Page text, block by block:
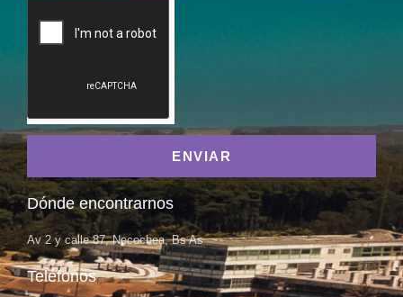
ENVIAR
Dónde encontrarnos
Av 2 y calle 87, Necochea, Bs As
Teléfonos